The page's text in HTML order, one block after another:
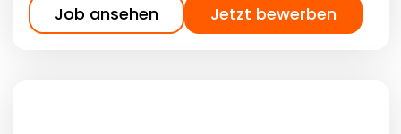
Job ansehen Jetzt bewerben